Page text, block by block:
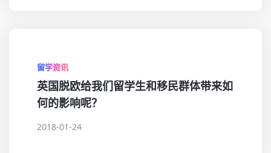
留学资讯
英国脱欧给我们留学生和移民群体带来如
何的影响呢？
2018-01-24